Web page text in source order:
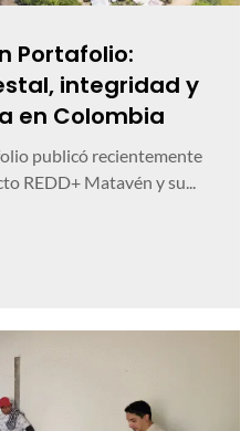
Portafolio:
integridad y
en Colombia
publicó recientemente
REDD+ Matavén y su...